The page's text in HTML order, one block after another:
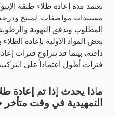
تعتمد مدة إعادة طلاء طبقة
مستندات مواصفات المنتج
بعض المواد الأولية بإعادة
دافئة، بينما قد تتراوح فترات
فترات أطول اعتماداً على
ماذا يحدث إذا تم إعادة
التمهيدية في وقت متأخر